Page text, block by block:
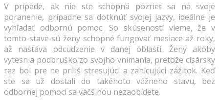
V prípade, ak nie ste schopná pozrieť sa na svoje
poranenie, prípadne sa dotknúť svojej jazvy, ideálne je
vyhľadať odbornú pomoc. So skúseností vieme, že v
tomto stave sú ženy schopné fungovať mesiace až roky,
až nastáva odcudzenie v danej oblasti. Ženy akoby
vytesnia podbruško zo svojho vnímania, pretože cisársky
rez bol pre ne príliš stresujúci a zahlcujúci zážitok. Keď
ste sa už dostali do takéhoto vážneho stavu, bez
odbornej pomoci sa väčšinou nezaobídete.